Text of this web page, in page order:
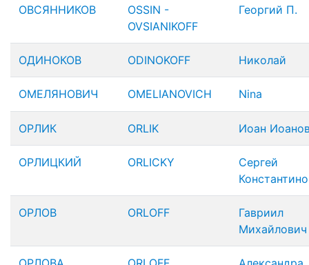
ОВСЯННИКОВ
OSSIN -
OVSIANIKOFF
Георгий П.
ОДИНОКОВ ODINOKOFF Николай
ОМЕЛЯНОВИЧ OMELIANOVICH Nina
ОРЛИК ORLIK Иоан
ОРЛИЦКИЙ ORLICKY
Сергей
ОРЛОВ ORLOFF
Гавриил
Михайлович